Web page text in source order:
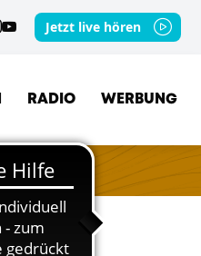
Jetzt live hören
RADIO WERBUNG